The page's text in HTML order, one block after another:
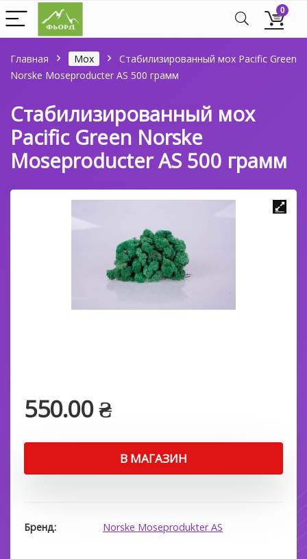
0
Главная Мох
Стабилизированный мох Pacific Green
Norske Moseproducter AS 500 грамм
Стабилизированный мох
Pacific Green Norske
Moseproducter AS 500 грамм
550.00₴
В МАГАЗИН
Бренд Norske Moseprodukter AS